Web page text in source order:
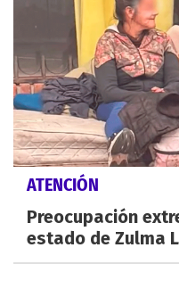
ATENCIÓN
Preocupación
estado de Zulma